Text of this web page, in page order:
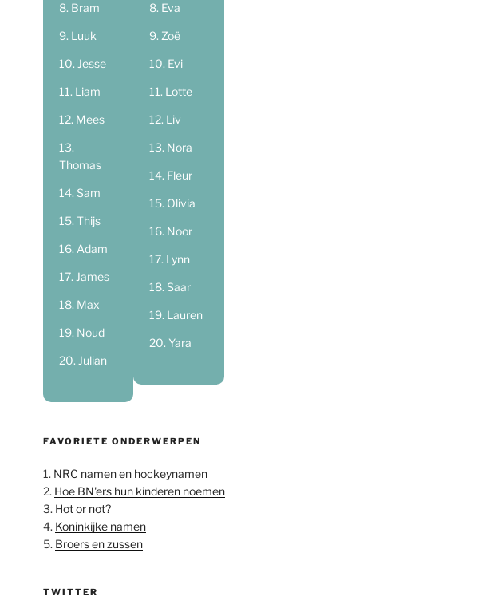
Bram
Luuk
Jesse
Liam
Mees
Thomas
Sam
Thijs
Adam
James
Max
Noud
Julian
Eva
Zoë
Evi
Lotte
Liv
Nora
Fleur
Olivia
Noor
Lynn
Saar
Lauren
Yara
FAVORIETE ONDERWERPEN
1. NRC namen en hockeynamen
2. Hoe BN'ers hun kinderen noemen
3. Hot or not?
4. Koninkijke namen
5. Broers en zussen
TWITTER